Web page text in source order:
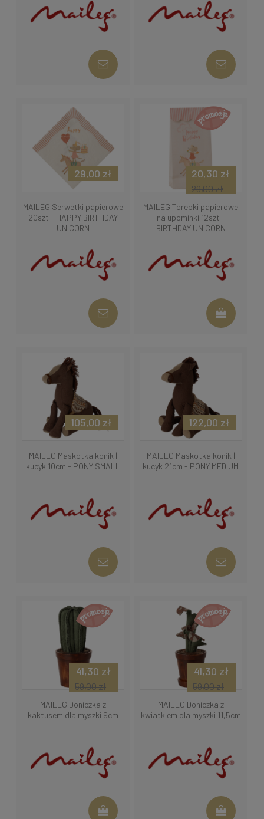
MAILEG Serwetki papierowe
20szt - HAPPY BIRTHDAY
UNICORN
29,00 zł
MAILEG Torebki papierowe
na upominki 12szt -
BIRTHDAY UNICORN
20,30 zł
29,00 zł
MAILEG Maskotka konik |
kucyk 10cm - PONY SMALL
105,00 zł
MAILEG Maskotka konik |
kucyk 21cm - PONY MEDIUM
122,00 zł
MAILEG Doniczka z
kaktusem dla myszki 9cm
41,30 zł
59,00 zł
MAILEG Doniczka z
kwiatkiem dla myszki 11,5cm
41,30 zł
59,00 zł